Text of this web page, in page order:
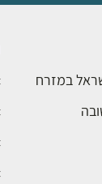
במזרח